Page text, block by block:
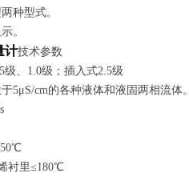
种型式。
。
计技术参数
、1.0级；插入式2.5级
5μS/cm的各种液体和液固两相流体。
衬里≤180℃